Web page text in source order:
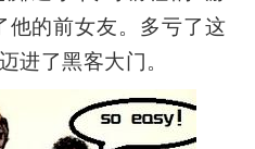
他的前女友。多亏了这
进了黑客大门。